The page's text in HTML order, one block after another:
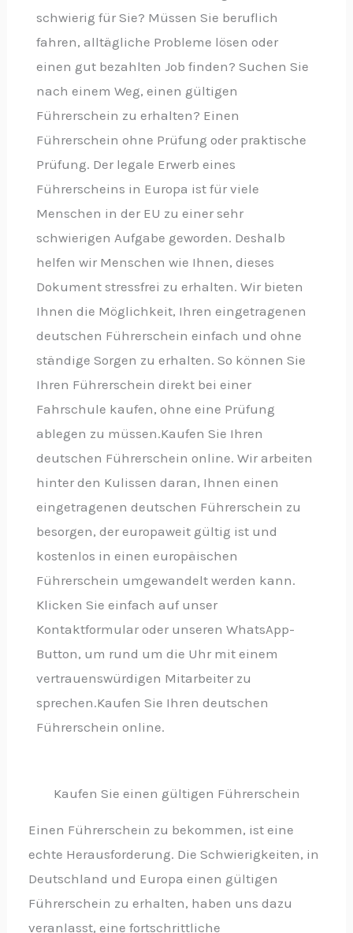
schwierig für Sie? Müssen Sie beruflich
fahren, alltägliche Probleme lösen oder
einen gut bezahlten Job finden? Suchen Sie
nach einem Weg, einen gültigen
Führerschein zu erhalten? Einen
Führerschein ohne Prüfung oder praktische
Prüfung. Der legale Erwerb eines
Führerscheins in Europa ist für viele
Menschen in der EU zu einer sehr
schwierigen Aufgabe geworden. Deshalb
helfen wir Menschen wie Ihnen, dieses
Dokument stressfrei zu erhalten. Wir bieten
Ihnen die Möglichkeit, Ihren eingetragenen
deutschen Führerschein einfach und ohne
ständige Sorgen zu erhalten. So können Sie
Ihren Führerschein direkt bei einer
Fahrschule kaufen, ohne eine Prüfung
ablegen zu müssen.Kaufen Sie Ihren
deutschen Führerschein online. Wir arbeiten
hinter den Kulissen daran, Ihnen einen
eingetragenen deutschen Führerschein zu
besorgen, der europaweit gültig ist und
kostenlos in einen europäischen
Führerschein umgewandelt werden kann.
Klicken Sie einfach auf unser
Kontaktformular oder unseren WhatsApp-
Button, um rund um die Uhr mit einem
vertrauenswürdigen Mitarbeiter zu
sprechen.Kaufen Sie Ihren deutschen
Führerschein online.
Kaufen Sie einen gültigen Führerschein
Einen Führerschein zu bekommen, ist eine
echte Herausforderung. Die Schwierigkeiten, in
Deutschland und Europa einen gültigen
Führerschein zu erhalten, haben uns dazu
veranlasst, eine fortschrittliche